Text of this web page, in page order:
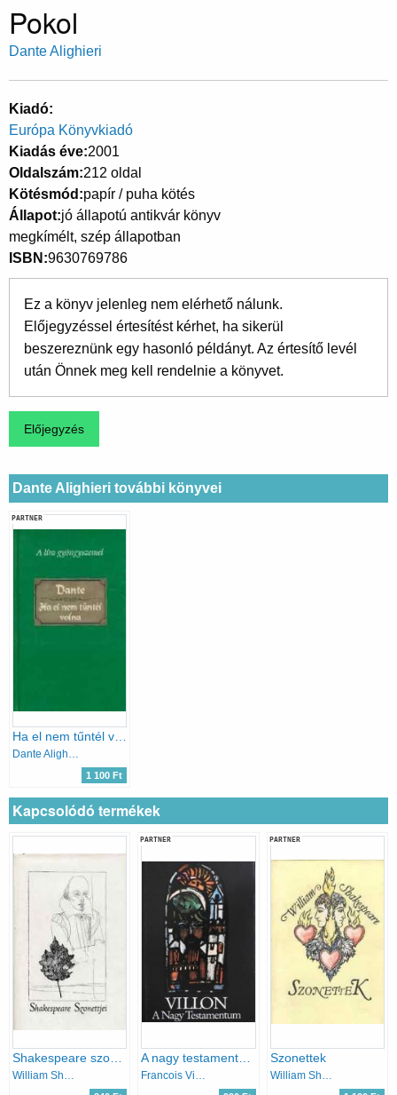
Pokol
Dante Alighieri
Kiadó
Európa Könyvkiadó
Kiadás éve 2001
Oldalszám 212 oldal
Kötésmód papír / puha kötés
Állapot jó állapotú antikvár könyv
megkímélt, szép állapotban
ISBN 9630769786
Ez a könyv jelenleg nem elérhető nálunk.
Előjegyzéssel értesítést kérhet, ha sikerül
beszereznünk egy hasonló példányt. Az értesítő levél
után Önnek meg kell rendelnie a könyvet.
Dante Alighieri további könyvei
PARTNER
1 100 Ft
Kapcsolódó termékek
PARTNER PARTNER
Szonettek